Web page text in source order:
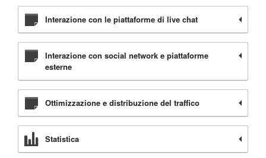
Interazione con le piattaforme di live chat
Interazione con social network e piattaforme
esterne
Ottimizzazione e distribuzione del traffico
Statistica